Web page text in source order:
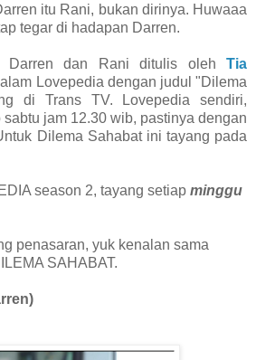
itu Rani, bukan dirinya. Huwaaa
tegar di hadapan Darren.
Darren dan Rani ditulis oleh Tia
Lovepedia dengan judul "Dilema
di Trans TV. Lovepedia sendiri,
jam 12.30 wib, pastinya dengan
Dilema Sahabat ini tayang pada
season 2, tayang setiap minggu
penasaran, yuk kenalan sama
SAHABAT.